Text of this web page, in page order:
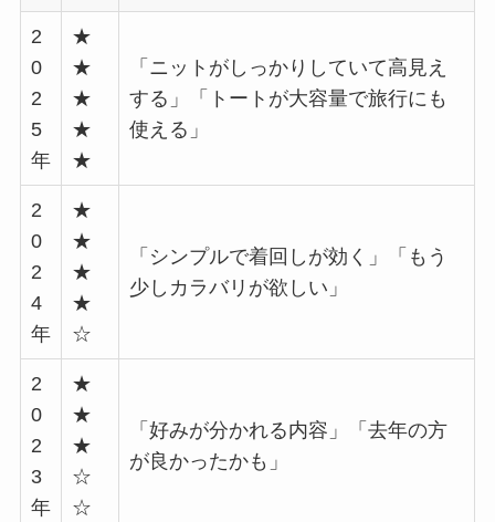
2
0
2
5
年
★
★
★
★
★
「ニットがしっかりしていて高見え
する」「トートが大容量で旅行にも
使える」
2
0
2
4
年
★
★
★
★
☆
「シンプルで着回しが効く」「もう
少しカラバリが欲しい」
2
0
2
3
年
★
★
★
☆
☆
「好みが分かれる内容」「去年の方
が良かったかも」